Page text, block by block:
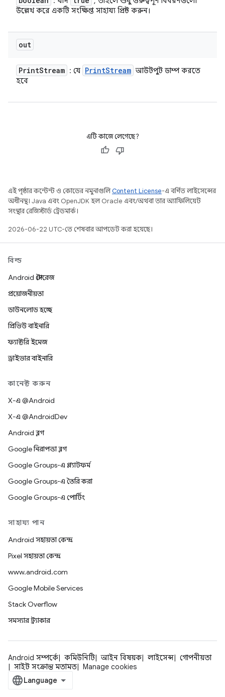
উল্লেখ করে একটি সংক্ষিপ্ত সাহায্য প্রিন্ট করুন।
out
PrintStream : যে PrintStream আউটপুট ডাম্প করতে
হবে
এটি কাজে লেগেছে?
এই পৃষ্ঠার কন্টেন্ট ও কোডের নমুনাগুলিContent License-এ বর্ণিত লাইসেন্সের
অধীনস্থ। Java এবং OpenJDK হল Oracle এবং/অথবা তার অ্যাফিলিয়েট
সংস্থার রেজিস্টার্ড ট্রেডমার্ক।
2026-06-22 UTC-তে শেষবার আপডেট করা হয়েছে।
বিল্ড
Android স্টোরেজ
প্রয়োজনীয়তা
ডাউনলোড হচ্ছে
প্রিভিউ বাইনারি
ফ্যাক্টরি ইমেজ
ড্রাইভার বাইনারি
কানেক্ট করুন
X-এ @Android
X-এ @AndroidDev
Android ব্লগ
Google নিরাপত্তা ব্লগ
Google Groups-এ প্ল্যাটফর্ম
Google Groups-এ তৈরি করা
Google Groups-এ পোর্টিং
সাহায্য পান
Android সহায়তা কেন্দ্র
Pixel সহায়তা কেন্দ্র
www.android.com
Google Mobile Services
Stack Overflow
সমস্যার ট্র্যাকার
Android সম্পর্কে কমিউনিটি আইন বিষয়ক লাইসেন্স
গোপনীয়তা
সাইট সংক্রান্ত মতামত
Manage cookies